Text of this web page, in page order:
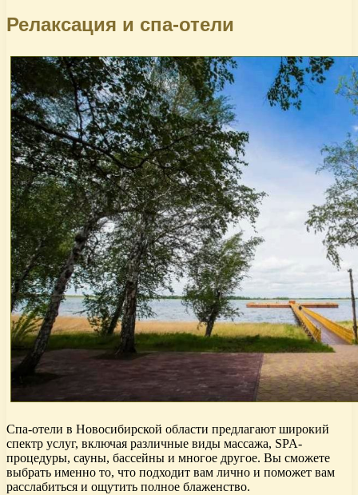
Релаксация и спа-отели
Спа-отели в Новосибирской области предлагают широкий
спектр услуг, включая различные виды массажа, SPA-
процедуры, сауны, бассейны и многое другое. Вы сможете
выбрать именно то, что подходит вам лично и поможет вам
расслабиться и ощутить полное блаженство.